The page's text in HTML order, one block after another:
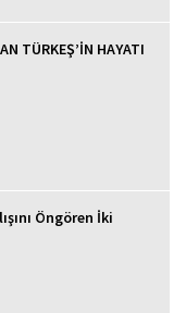
TÜRKEŞ’İN HAYATI
Öngören İki